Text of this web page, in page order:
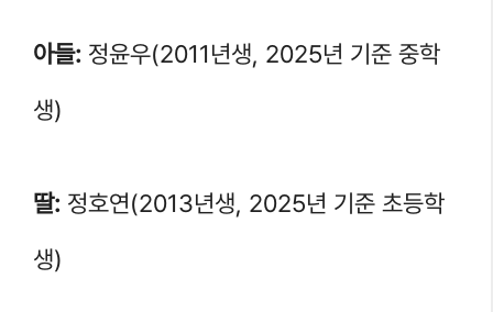
아들: 정윤우(2011년생, 2025년 기준 중학
생)
딸: 정호연(2013년생, 2025년 기준 초등학
생)